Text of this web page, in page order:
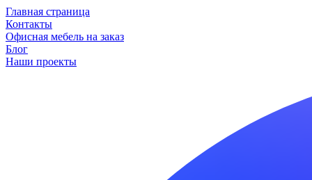
Главная страница
Контакты
Офисная мебель на заказ
Блог
Наши проекты